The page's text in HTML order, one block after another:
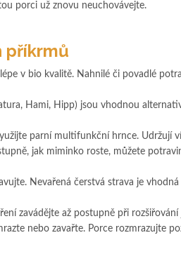
porci už znovu neuchovávejte.
příkrmů
v bio kvalitě. Nahnilé či povadlé
Hami, Hipp) jsou vhodnou
parní multifunkční hrnce. Udržují
jak miminko roste, můžete
Nevařená čerstvá strava je vhodná
zavádějte až postupně při rozšiřování
nebo zavařte. Porce rozmrazujte